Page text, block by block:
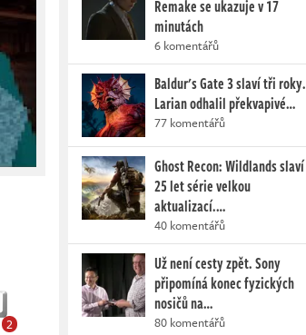
2
Remake se ukazuje v 17
minutách
6 komentářů
Baldur's Gate 3 slaví tři roky.
Larian odhalil překvapivé…
77 komentářů
Ghost Recon: Wildlands slaví
25 let série velkou
aktualizací.…
40 komentářů
Už není cesty zpět. Sony
připomíná konec fyzických
nosičů na…
80 komentářů